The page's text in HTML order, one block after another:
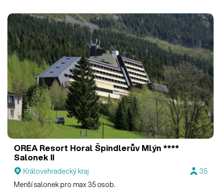
OREA Resort Horal Špindlerův Mlýn ****
Salonek II
Královehradecký kraj
35
Menší salonek pro max 35 osob.